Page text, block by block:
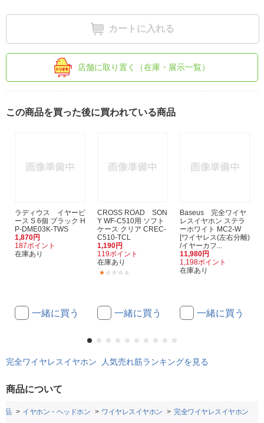
カートに入れる
店舗に取り置く（在庫・展示一覧）
この商品を買った後に買われている商品
ラディウス イヤーピ
ース S 6個 ブラック H
P-DME03K-TWS
1,870円
187ポイント
在庫あり
一緒に買う
CROSS ROAD SON
Y WF-C510用 ソフト
ケース クリア CREC-
C510-TCL
1,190円
119ポイント
在庫あり
一緒に買う
Baseus 完全ワイヤ
レスイヤホン ステラ
ーホワイト MC2-W
[ワイヤレス(左右分離)
/イヤーカフ...
11,980円
1,198ポイント
在庫あり
一緒に買う
完全ワイヤレスイヤホン 人気売れ筋ランキングを見る
商品について
品 イヤホン・ヘッドホン ワイヤレスイヤホン 完全ワイヤレスイヤホン